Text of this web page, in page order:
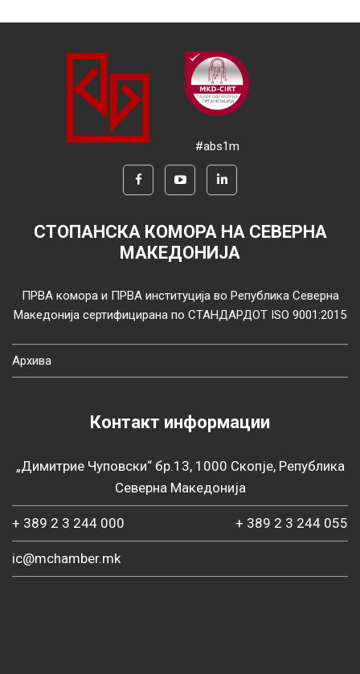
#abs1m
СТОПАНСКА КОМОРА НА СЕВЕРНА
МАКЕДОНИЈА
ПРВА комора и ПРВА институција во Република Северна
Македонија сертифицирана по СТАНДАРДОТ ISO 9001:2015
Архива
Контакт информации
„Димитрие Чуповски“ бр.13, 1000 Скопје, Република
Северна Македонија
+ 389 2 3 244 000 + 389 2 3 244 055
ic@mchamber.mk